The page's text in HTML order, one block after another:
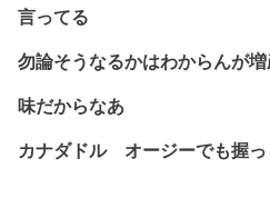
言ってる
勿論そうなるかはわからんが
味だからなあ
カナダドル オージーでも握っ